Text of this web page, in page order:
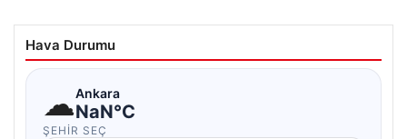
Hava Durumu
☁Ankara
NaN°C
ŞEHIR SEÇ